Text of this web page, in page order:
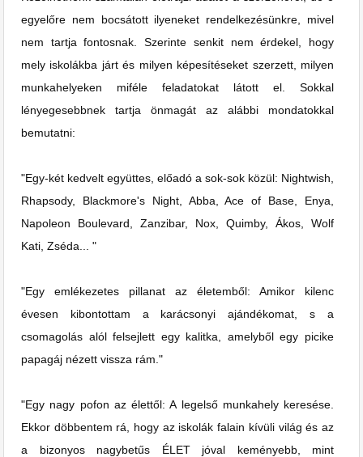
egyelőre nem bocsátott ilyeneket rendelkezésünkre, mivel
nem tartja fontosnak. Szerinte senkit nem érdekel, hogy
mely iskolákba járt és milyen képesítéseket szerzett, milyen
munkahelyeken miféle feladatokat látott el. Sokkal
lényegesebbnek tartja önmagát az alábbi mondatokkal
bemutatni:
"Egy-két kedvelt együttes, előadó a sok-sok közül: Nightwish,
Rhapsody, Blackmore's Night, Abba, Ace of Base, Enya,
Napoleon Boulevard, Zanzibar, Nox, Quimby, Ákos, Wolf
Kati, Zséda... "
"Egy emlékezetes pillanat az életemből: Amikor kilenc
évesen kibontottam a karácsonyi ajándékomat, s a
csomagolás alól felsejlett egy kalitka, amelyből egy picike
papagáj nézett vissza rám."
"Egy nagy pofon az élettől: A legelső munkahely keresése.
Ekkor döbbentem rá, hogy az iskolák falain kívüli világ és az
a bizonyos nagybetűs ÉLET jóval keményebb, mint